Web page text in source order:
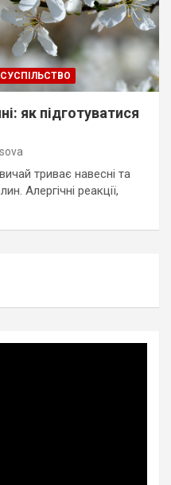
СУСПІЛЬСТВО
як підготуватися
триває навесні та
Алергічні реакції,